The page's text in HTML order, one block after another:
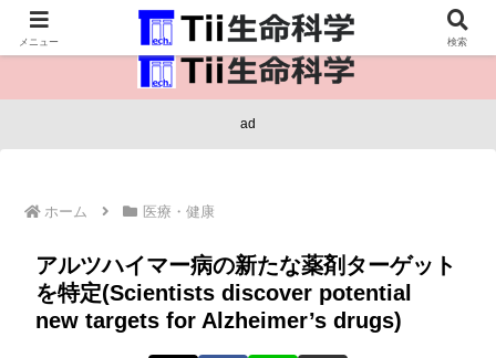
医療保健・生命・生物の情報インフラ。
ad
ホーム 医療・健康
アルツハイマー病の新たな薬剤ターゲット
を特定(Scientists discover potential
new targets for Alzheimer’s drugs)
メニュー 検索